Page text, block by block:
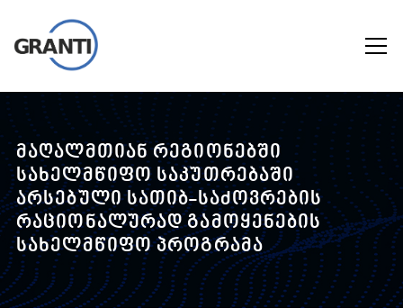
მაღალმთიან რეგიონებში
სახელმწიფო საკუთრებაში
არსებული სათიბ-საძოვრების
რაციონალურად გამოყენების
სახელმწიფო პროგრამა